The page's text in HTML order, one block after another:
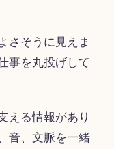
さそうに見えま
事を丸投げして
える情報があり
音、文脈を一緒